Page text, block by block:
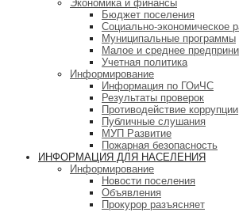
Экономика и финансы
Бюджет поселения
Социально-экономическое
Муниципальные программы
Малое и среднее
Учетная политика
Информирование
Информация по ГОиЧС
Результаты проверок
Противодействие коррупции
Публичные слушания
МУП Развитие
Пожарная безопасность
ИНФОРМАЦИЯ ДЛЯ НАСЕЛЕНИЯ
Информирование
Новости поселения
Объявления
Прокурор разъясняет